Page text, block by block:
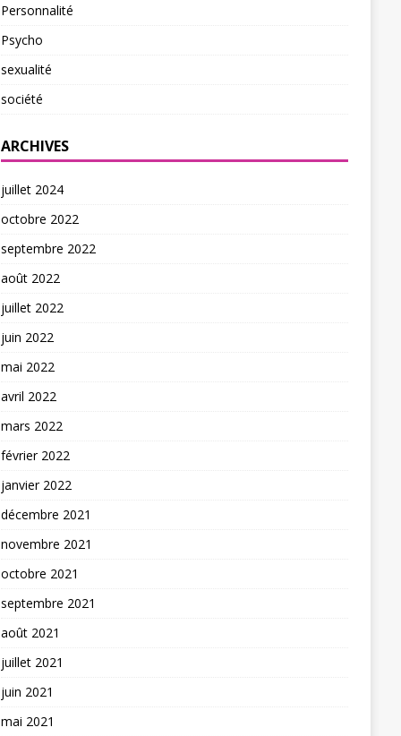
Personnalité
Psycho
sexualité
société
ARCHIVES
juillet 2024
octobre 2022
septembre 2022
août 2022
juillet 2022
juin 2022
mai 2022
avril 2022
mars 2022
février 2022
janvier 2022
décembre 2021
novembre 2021
octobre 2021
septembre 2021
août 2021
juillet 2021
juin 2021
mai 2021